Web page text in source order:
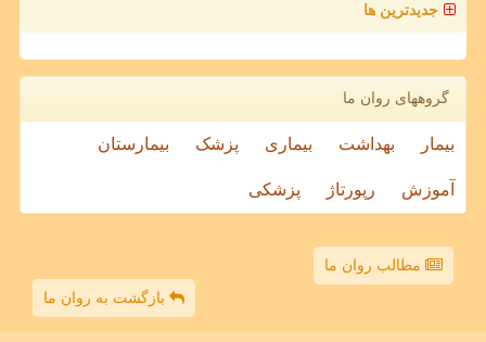
جدیدترین ها
گروههای روان ما
بیمار بهداشت بیماری پزشک بیمارستان
آموزش رپورتاژ پزشکی
مطالب روان ما
بازگشت به روان ما